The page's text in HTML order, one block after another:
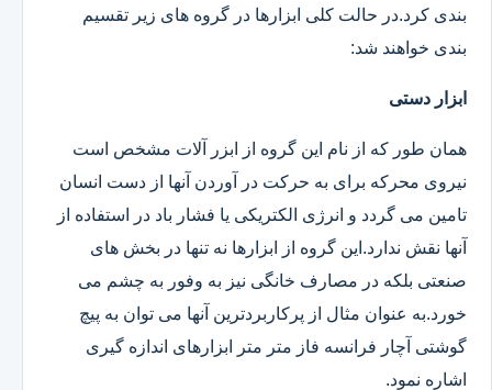
بندی کرد.در حالت کلی ابزارها در گروه های زیر تقسیم
بندی خواهند شد:
ابزار دستی
همان طور که از نام این گروه از ابزر آلات مشخص است
نیروی محرکه برای به حرکت در آوردن آنها از دست انسان
تامین می گردد و انرژی الکتریکی یا فشار باد در استفاده از
آنها نقش ندارد.این گروه از ابزارها نه تنها در بخش های
صنعتی بلکه در مصارف خانگی نیز به وفور به چشم می
خورد.به عنوان مثال از پرکاربردترین آنها می توان به پیچ
گوشتی آچار فرانسه فاز متر متر ابزارهای اندازه گیری
اشاره نمود.